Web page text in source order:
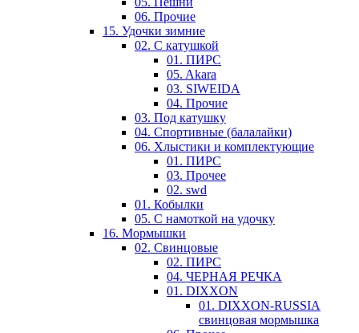
06. Прочие
15. Удочки зимние
02. С катушкой
01. ПИРС
05. Akara
03. SIWEIDA
04. Прочие
03. Под катушку
04. Спортивные (балалайки)
06. Хлыстики и комплектующие
01. ПИРС
03. Прочее
02. swd
01. Кобылки
05. С намоткой на удочку
16. Мормышки
02. Свинцовые
02. ПИРС
04. ЧЕРНАЯ РЕЧКА
01. DIXXON
01. DIXXON-RUSSIA
свинцовая мормышка